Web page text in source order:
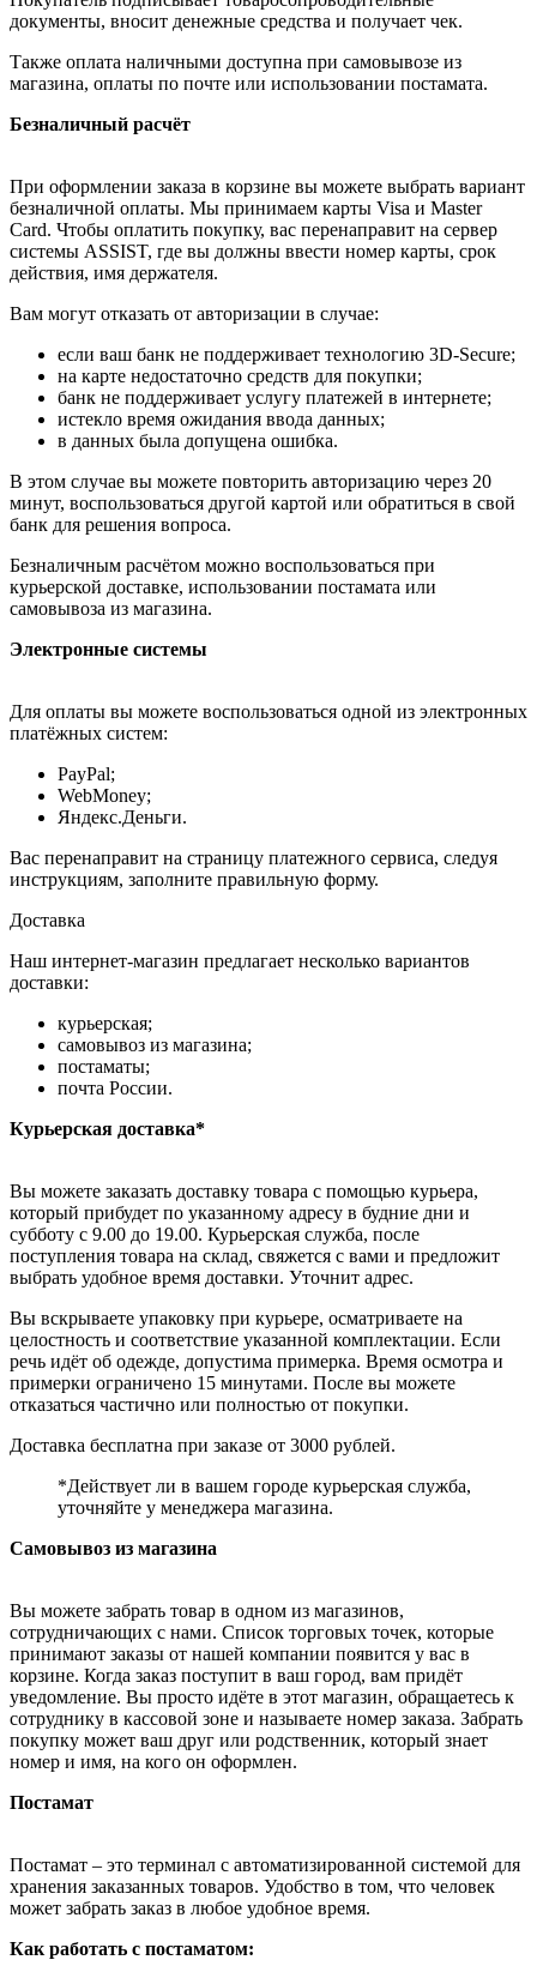
документы, вносит денежные средства и получает чек.
Также оплата наличными доступна при самовывозе из
магазина, оплаты по почте или использовании постамата.
Безналичный расчёт
При оформлении заказа в корзине вы можете выбрать вариант
безналичной оплаты. Мы принимаем карты Visa и Master
Card. Чтобы оплатить покупку, вас перенаправит на сервер
системы ASSIST, где вы должны ввести номер карты, срок
действия, имя держателя.
Вам могут отказать от авторизации в случае:
если ваш банк не поддерживает технологию 3D-Secure;
на карте недостаточно средств для покупки;
банк не поддерживает услугу платежей в интернете;
истекло время ожидания ввода данных;
в данных была допущена ошибка.
В этом случае вы можете повторить авторизацию через 20
минут, воспользоваться другой картой или обратиться в свой
банк для решения вопроса.
Безналичным расчётом можно воспользоваться при
курьерской доставке, использовании постамата или
самовывоза из магазина.
Электронные системы
Для оплаты вы можете воспользоваться одной из электронных
платёжных систем:
PayPal;
WebMoney;
Яндекс.Деньги.
Вас перенаправит на страницу платежного сервиса, следуя
инструкциям, заполните правильную форму.
Доставка
Наш интернет-магазин предлагает несколько вариантов
доставки:
курьерская;
самовывоз из магазина;
постаматы;
почта России.
Курьерская доставка*
Вы можете заказать доставку товара с помощью курьера,
который прибудет по указанному адресу в будние дни и
субботу с 9.00 до 19.00. Курьерская служба, после
поступления товара на склад, свяжется с вами и предложит
выбрать удобное время доставки. Уточнит адрес.
Вы вскрываете упаковку при курьере, осматриваете на
целостность и соответствие указанной комплектации. Если
речь идёт об одежде, допустима примерка. Время осмотра и
примерки ограничено 15 минутами. После вы можете
отказаться частично или полностью от покупки.
Доставка бесплатна при заказе от 3000 рублей.
*Действует ли в вашем городе курьерская служба,
уточняйте у менеджера магазина.
Самовывоз из магазина
Вы можете забрать товар в одном из магазинов,
сотрудничающих с нами. Список торговых точек, которые
принимают заказы от нашей компании появится у вас в
корзине. Когда заказ поступит в ваш город, вам придёт
уведомление. Вы просто идёте в этот магазин, обращаетесь к
сотруднику в кассовой зоне и называете номер заказа. Забрать
покупку может ваш друг или родственник, который знает
номер и имя, на кого он оформлен.
Постамат
Постамат – это терминал с автоматизированной системой для
хранения заказанных товаров. Удобство в том, что человек
может забрать заказ в любое удобное время.
Как работать с постаматом: